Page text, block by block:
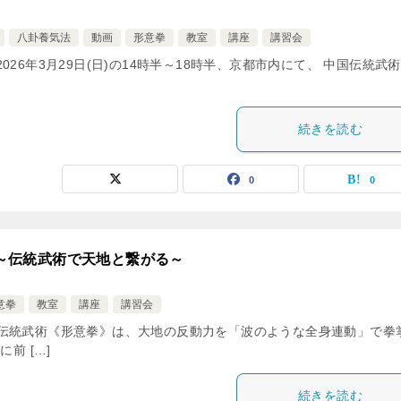
八卦養気法 動画 形意拳 教室 講座 講習会
年3月29日(日)の14時半～18時半、京都市内にて、 中国伝統武術
続きを読む
0 0
統武術で天地と繋がる～
拳 教室 講座 講習会
武術《形意拳》は、大地の反動力を「波のような全身連動」で拳
に前 […]
続きを読む